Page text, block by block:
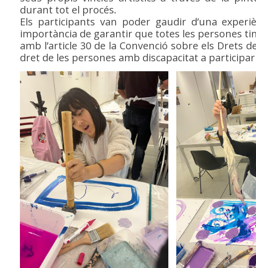
durant tot el procés.
Els participants van poder gaudir d’una
importància de garantir que totes les persones
amb l’article 30 de la Convenció sobre els Drets
dret de les persones amb discapacitat a